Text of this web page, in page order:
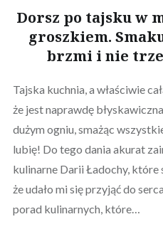
Dorsz po tajsku w
groszkiem.
brzmi i nie
Tajska kuchnia, a właściwie
że jest naprawdę
dużym ogniu, smażąc
lubię! Do tego dania akurat
kulinarne Darii Ładochy, które
że udało mi się przyjąć do
porad kulinarnych, które…